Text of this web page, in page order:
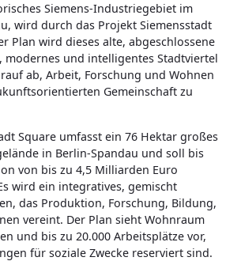
Siemens-Industriegebiet im
wird durch das Projekt Siemensstadt
Plan wird dieses alte, abgeschlossene
modernes und intelligentes Stadtviertel
ab, Arbeit, Forschung und Wohnen
Gemeinschaft zu
Square umfasst ein 76 Hektar großes
in Berlin-Spandau und soll bis
von bis zu 4,5 Milliarden Euro
wird ein integratives, gemischt
das Produktion, Forschung, Bildung,
vereint. Der Plan sieht Wohnraum
und bis zu 20.000 Arbeitsplätze vor,
für soziale Zwecke reserviert sind.